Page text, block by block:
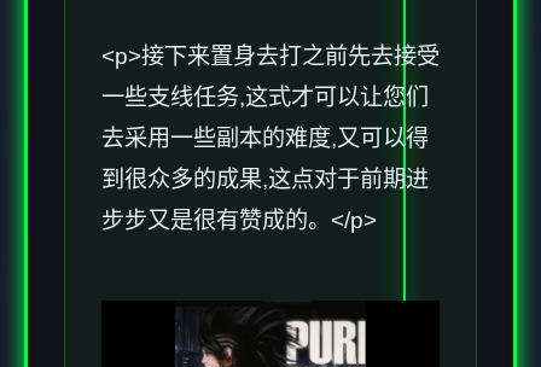
<p>接下来置身去打之前先去接受
一些支线任务,这式才可以让您们
去采用一些副本的难度,又可以得
到很众多的成果,这点对于前期进
步步又是很有赞成的。</p>